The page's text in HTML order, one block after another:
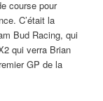
course pour
C’était la
Bud Racing, qui
qui verra Brian
GP de la